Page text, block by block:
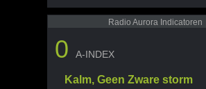
Radio Aurora Indicatoren
0 A-INDEX
Kalm, Geen Zware storm